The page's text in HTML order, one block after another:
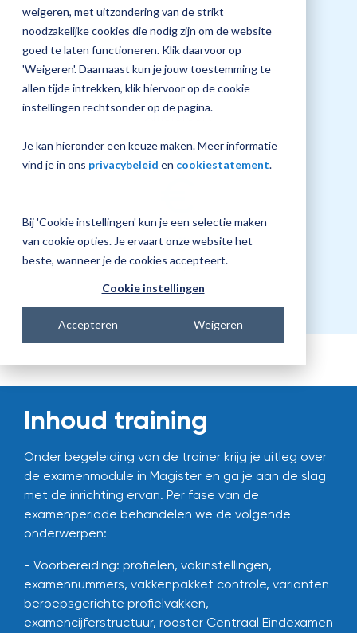
weigeren, met uitzondering van de strikt
noodzakelijke cookies die nodig zijn om de website
goed te laten functioneren. Klik daarvoor op
'Weigeren'. Daarnaast kun je jouw toestemming te
allen tijde intrekken, klik hiervoor op de cookie
instellingen rechtsonder op de pagina.
Je kan hieronder een keuze maken. Meer informatie
vind je in ons privacybeleid en cookiestatement.
Bij 'Cookie instellingen' kun je een selectie maken
van cookie opties. Je ervaart onze website het
beste, wanneer je de cookies accepteert.
Cookie instellingen
Accepteren Weigeren
Locatie
Amersfoort
Prijs
€682,00
Inhoud training
Onder begeleiding van de trainer krijg je uitleg over
de examenmodule in Magister en ga je aan de slag
met de inrichting ervan. Per fase van de
examenperiode behandelen we de volgende
onderwerpen:
- Voorbereiding: profielen, vakinstellingen,
examennummers, vakkenpakket controle, varianten
beroepsgerichte profielvakken,
examencijferstructuur, rooster Centraal Eindexamen